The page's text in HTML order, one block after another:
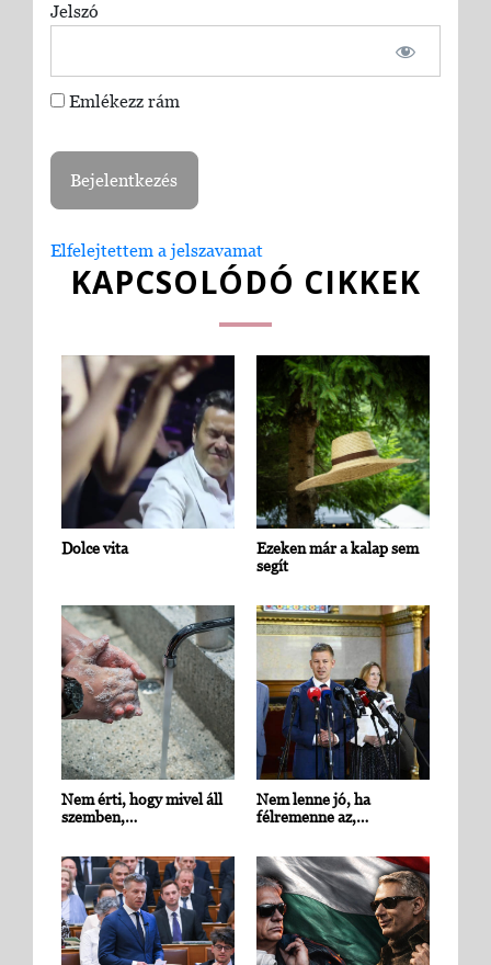
Jelszó
Emlékezz rám
Elfelejtettem a jelszavamat
KAPCSOLÓDÓ CIKKEK
Dolce vita
Ezeken már a kalap sem
segít
Nem érti, hogy mivel áll
szemben,…
Nem lenne jó, ha
félremenne az,…